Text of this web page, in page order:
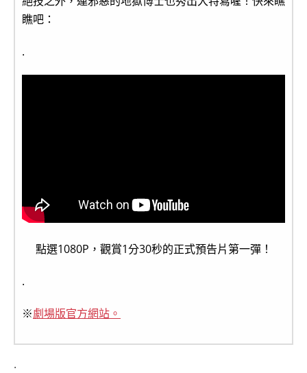
瞧吧：
.
點選1080P，觀賞1分30秒的正式預告片第一彈！
.
※劇場版官方網站。
.